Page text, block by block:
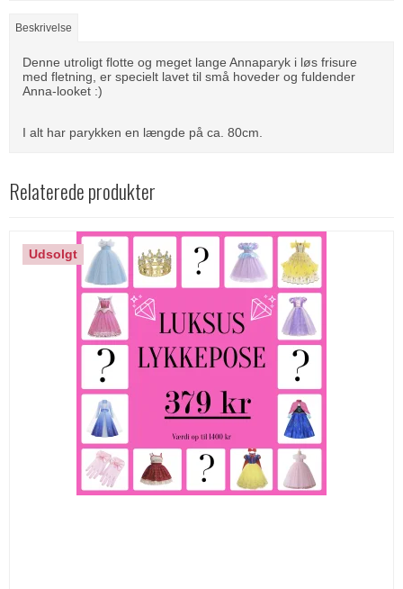
Beskrivelse
Denne utroligt flotte og meget lange Annaparyk i løs frisure
med fletning, er specielt lavet til små hoveder og fuldender
Anna-looket :)
I alt har parykken en længde på ca. 80cm.
Relaterede produkter
Udsolgt